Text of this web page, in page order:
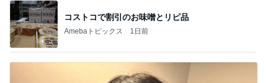
コストコで割引のお味噌とリピ品
Amebaトピックス 1日前